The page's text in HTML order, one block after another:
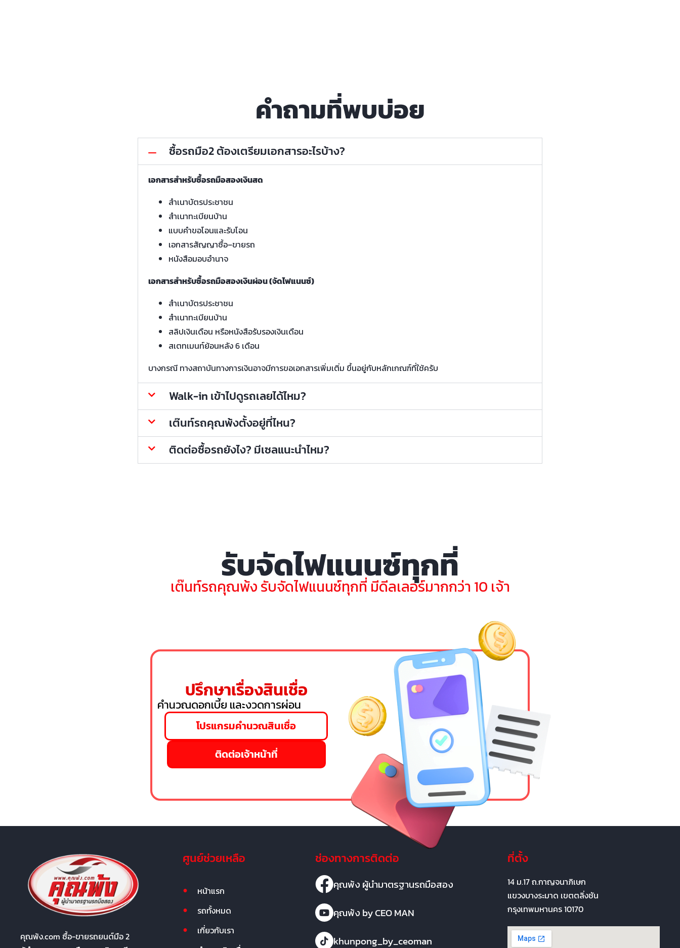
คำถามที่พบบ่อย
ซื้อรถมือ2 ต้องเตรียมเอกสารอะไรบ้าง?
เอกสารสำหรับซื้อรถมือสองเงินสด
สำเนาบัตรประชาชน
สำเนาทะเบียนบ้าน
แบบคำขอโอนและรับโอน
เอกสารสัญญาซื้อ–ขายรถ
หนังสือมอบอำนาจ
เอกสารสำหรับซื้อรถมือสองเงินผ่อน (จัดไฟแนนซ์)
สำเนาบัตรประชาชน
สำเนาทะเบียนบ้าน
สลิปเงินเดือน หรือหนังสือรับรองเงินเดือน
สเตทเมนท์ย้อนหลัง 6 เดือน
บางกรณี ทางสถาบันทางการเงินอาจมีการขอเอกสารเพิ่มเติ่ม ขึ้นอยู่กับหลักเกณฑ์ที่ใช้ครับ
Walk-in เข้าไปดูรถเลยได้ไหม?
เต๊นท์รถคุณพ้งตั้งอยู่ที่ไหน?
ติดต่อซื้อรถยังไง? มีเซลแนะนำไหม?
รับจัดไฟแนนซ์ทุกที่
เต๊นท์รถคุณพ้ง รับจัดไฟแนนซ์ทุกที่ มีดีลเลอร์มากกว่า 10 เจ้า
ปรึกษาเรื่องสินเชื่อ
คำนวณดอกเบี้ย และงวดการผ่อน
โปรแกรมคำนวณสินเชื่อ
ติดต่อเจ้าหน้าที่
คุณพ้ง.com ซื้อ-ขายรถยนต์มือ 2
ศูนย์ช่วยเหลือ
หน้าแรก
รถทั้งหมด
เกี่ยวกับเรา
ช่องทางการติดต่อ
คุณพ้ง ผู้นำมาตรฐานรถมือสอง
คุณพ้ง by CEO MAN
khunpong_by_ceoman
ที่ตั้ง
14 ม.17 ถ.กาญจนาภิเษก
แขวงบางระมาด เขตตลิ่งชัน
กรุงเทพมหานคร 10170